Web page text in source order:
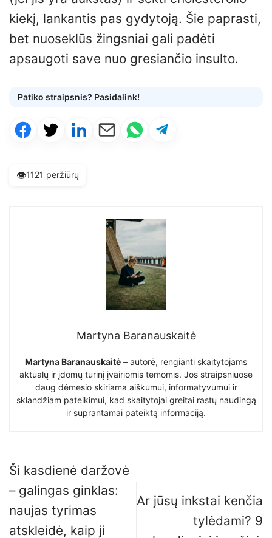
kiekį, lankantis pas gydytoją. Šie paprasti,
bet nuoseklūs žingsniai gali padėti
apsaugoti save nuo gresiančio insulto.
Patiko straipsnis? Pasidalink!
👁️1121 peržiūrų
Martyna Baranauskaitė
Martyna Baranauskaitė – autorė, rengianti skaitytojams
aktualų ir įdomų turinį įvairiomis temomis. Jos straipsniuose
daug dėmesio skiriama aiškumui, informatyvumui ir
sklandžiam pateikimui, kad skaitytojai greitai rastų naudingą
ir suprantamai pateiktą informaciją.
Ši kasdienė daržovė
– galingas ginklas:
naujas tyrimas
atskleidė, kaip ji
Ar jūsų inkstai kenčia
tylėdami? 9